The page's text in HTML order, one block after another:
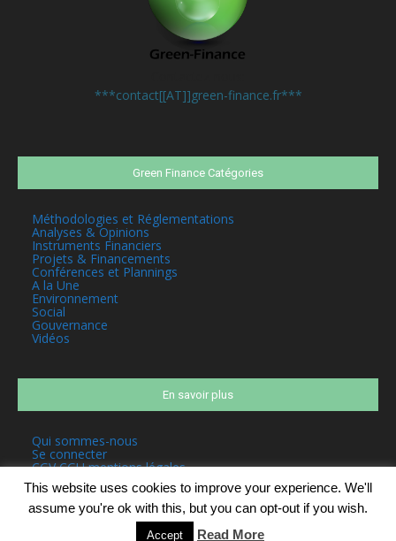
***contact[[AT]]green-finance.fr***
Green Finance Catégories
Méthodologies et Réglementations
Analyses & Opinions
Instruments Financiers
Projets & Financements
Conférences et Plannings
A la Une
Environnement
Social
Gouvernance
Vidéos
En savoir plus
Qui sommes-nous
Se connecter
CGV CGU mentions légales
©
This website uses cookies to improve your experience. We'll
assume you're ok with this, but you can opt-out if you wish.
Accept Read More